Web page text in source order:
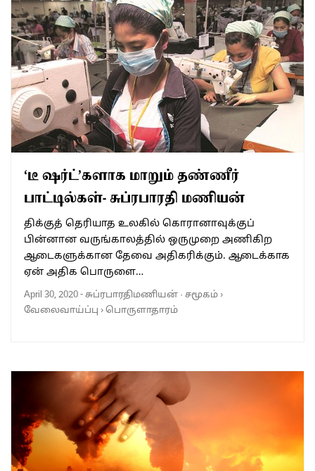
‘டீ ஷர்ட்’களாக மாறும் தண்ணீர்
பாட்டில்கள்- சுப்ரபாரதி மணியன்
திக்குத் தெரியாத உலகில் கொரானாவுக்குப்
பின்னான வருங்காலத்தில் ஒருமுறை அணிகிற
ஆடைகளுக்கான தேவை அதிகரிக்கும். ஆடைக்காக
ஏன் அதிக பொருளை…
April 30, 2020-சுப்ரபாரதிமணியன் · சமூகம்›
வேலைவாய்ப்பு ›பொருளாதாரம்